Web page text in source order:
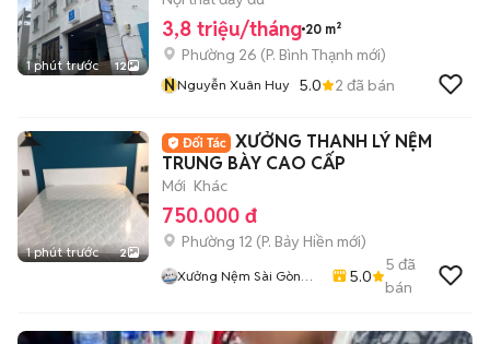
1 phút trước 12
3,8 triệu/tháng 20 m²
Phường 26 (P. Bình Thạnh mới)
NNguyễn Xuân Huy 5.0 2 đã bán
1 phút trước 2
XƯỞNG THANH LÝ NỆM
TRUNG BÀY CAO CẤP
Mới Khác
750.000 đ
Phường 12 (P. Bảy Hiền mới)
Xưởng Nệm Sài Gòn
5.0
5 đã
bán